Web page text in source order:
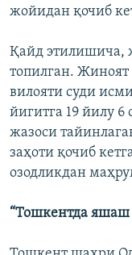
жойидан қочиб
Қайд этилишича,
топилган.
вилояти суди
йигитга 19 йилу
жазоси
заҳоти қочиб
озодликдан
“Тошкентда яшаш